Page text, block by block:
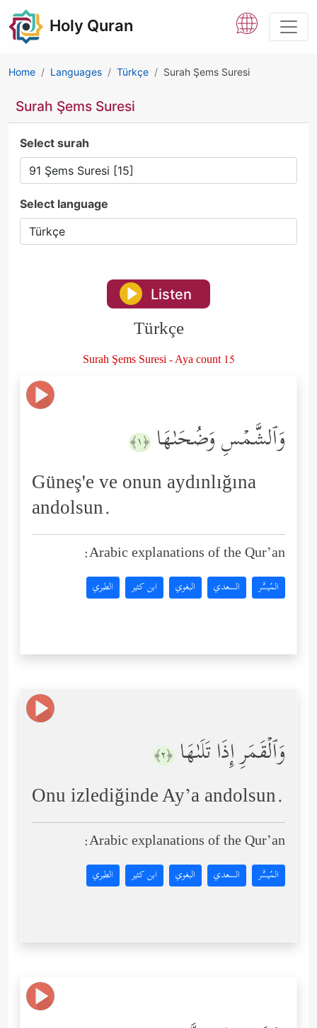
Holy Quran
Home Languages Türkçe Surah Şems Suresi
Surah Şems Suresi
Select surah
Select language
Listen
Türkçe
Surah Şems Suresi - Aya count 15
وَٱلشَّمۡسِ وَضُحَىٰهَا ﴿١﴾
Güneş'e ve onun aydınlığına
andolsun.
Arabic explanations of the Qur’an:
المُيسَّر السعدي البغوي ابن كثير الطبري
وَٱلۡقَمَرِ إِذَا تَلَىٰهَا ﴿٢﴾
Onu izlediğinde Ay’a andolsun.
Arabic explanations of the Qur’an:
المُيسَّر السعدي البغوي ابن كثير الطبري